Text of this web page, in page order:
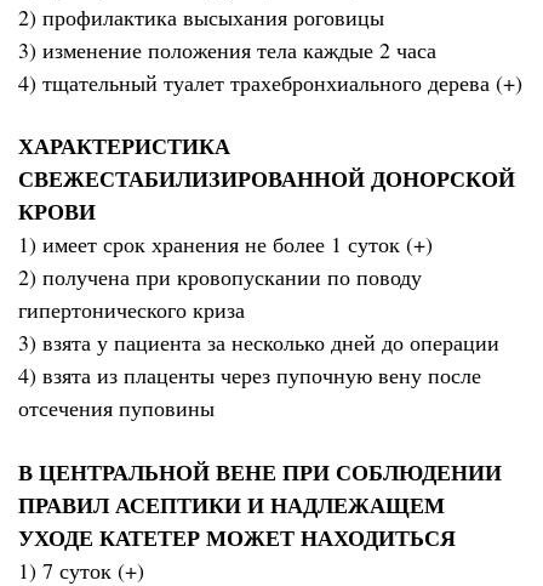
2) профилактика высыхания роговицы
3) изменение положения тела каждые 2 часа
4) тщательный туалет трахебронхиального дерева (+)
ХАРАКТЕРИСТИКА
СВЕЖЕСТАБИЛИЗИРОВАННОЙ ДОНОРСКОЙ
КРОВИ
1) имеет срок хранения не более 1 суток (+)
2) получена при кровопускании по поводу
гипертонического криза
3) взята у пациента за несколько дней до операции
4) взята из плаценты через пупочную вену после
отсечения пуповины
В ЦЕНТРАЛЬНОЙ ВЕНЕ ПРИ СОБЛЮДЕНИИ
ПРАВИЛ АСЕПТИКИ И НАДЛЕЖАЩЕМ
УХОДЕ КАТЕТЕР МОЖЕТ НАХОДИТЬСЯ
1) 7 суток (+)